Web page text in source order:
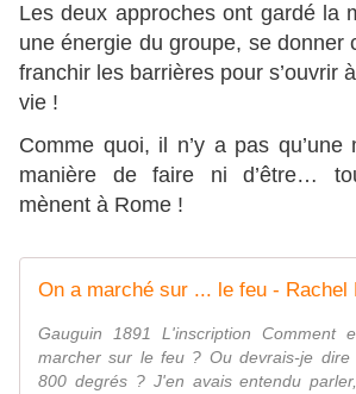
Les deux approches ont gardé la
une énergie du groupe, se donner
franchir les barrières pour s’ouvrir
vie !
Comme quoi, il n’y a pas qu’une
manière de faire ni d’être…
mènent à Rome !
Gauguin 1891 L'inscription Comment
marcher sur le feu ? Ou devrais-je
800 degrés ? J'en avais entendu